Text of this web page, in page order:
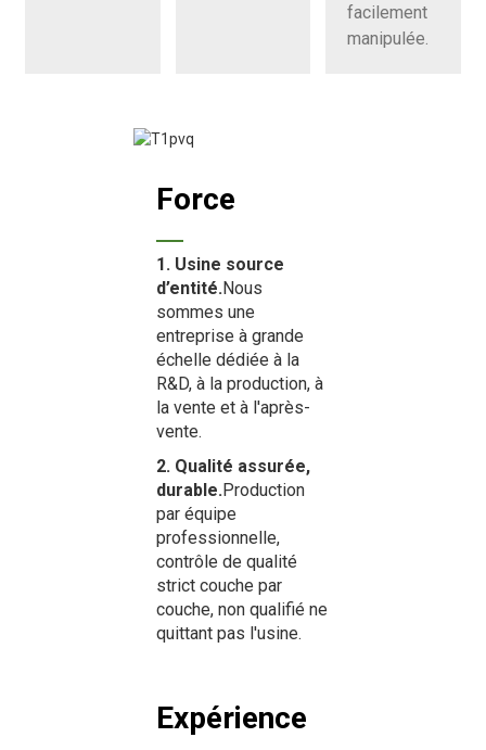
facilement
manipulée.
Force
1. Usine source
d’entité.Nous
sommes une
entreprise à grande
échelle dédiée à la
R&D, à la production, à
la vente et à l'après-
vente.
2. Qualité assurée,
durable.Production
par équipe
professionnelle,
contrôle de qualité
strict couche par
couche, non qualifié ne
quittant pas l'usine.
Expérience